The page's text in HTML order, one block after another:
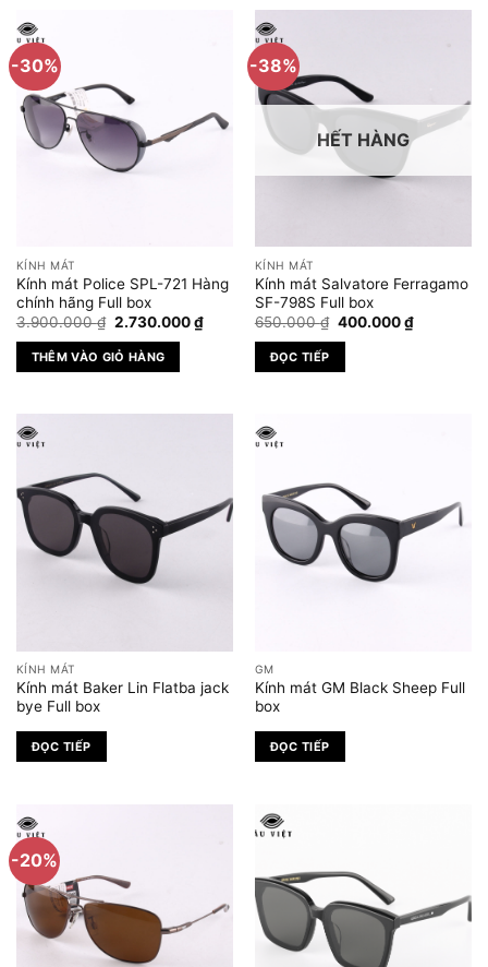
này
có
nhiều
biến
thể.
Các
chọn
trên
trang
sản
phẩm
-30%
KÍNH MÁT
Kính mát Police SPL-721 Hàng
chính hãng Full box
3.900.000₫ Giá
là:
3.900.000 ₫.
2.730.000₫Giá
hiện
2.730.000 ₫.
THÊM VÀO GIỎ HÀNG
-38%
HẾT HÀNG
KÍNH MÁT
Kính mát Salvatore Ferragamo
SF-798S Full box
650.000₫ Giá
400.000₫Giá
hiện
ĐỌC TIẾP
KÍNH MÁT
Kính mát Baker Lin Flatba jack
bye Full box
ĐỌC TIẾP
GM
Kính mát GM Black Sheep Full
box
ĐỌC TIẾP
-20%